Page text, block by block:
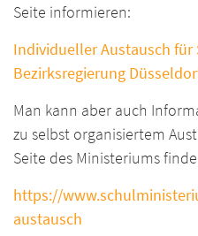
Seite informieren:
Individueller Austausch
Bezirksregierung
Man kann aber auch
zu selbst organisiertem
Seite des Ministeriums
https://
austausch